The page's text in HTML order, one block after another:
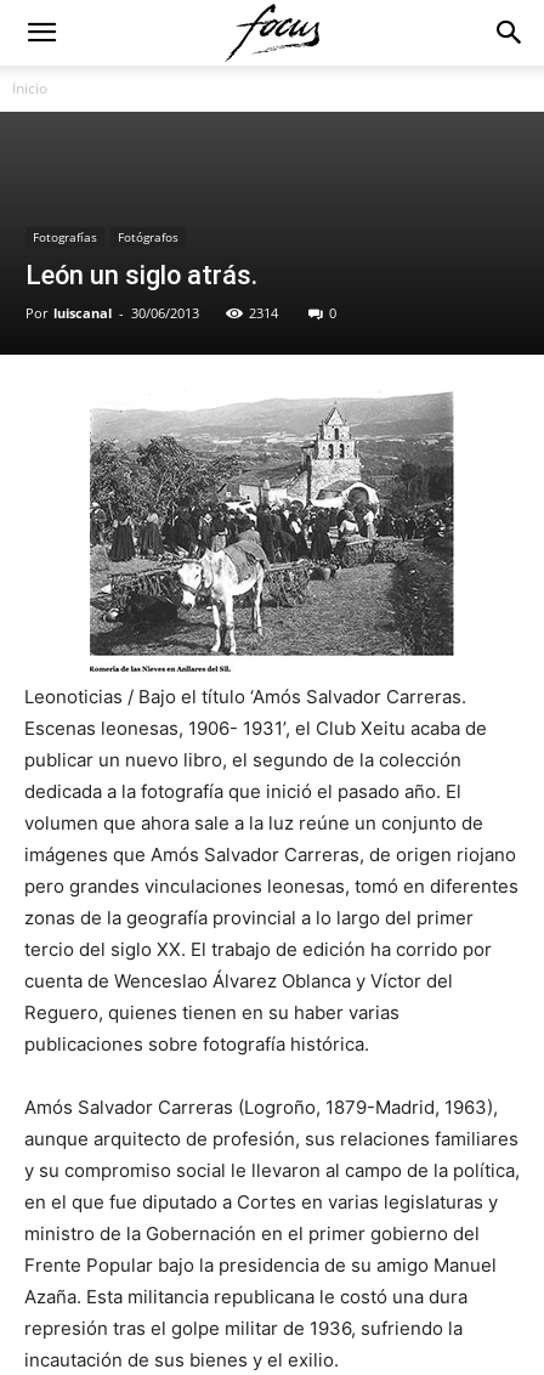
Inicio
Fotografías Fotógrafos
León un siglo atrás.
Por luiscanal - 30/06/2013 2314 0
Leonoticias / Bajo el título ‘Amós Salvador Carreras.
Escenas leonesas, 1906- 1931’, el Club Xeitu acaba de
publicar un nuevo libro, el segundo de la colección
dedicada a la fotografía que inició el pasado año. El
volumen que ahora sale a la luz reúne un conjunto de
imágenes que Amós Salvador Carreras, de origen riojano
pero grandes vinculaciones leonesas, tomó en diferentes
zonas de la geografía provincial a lo largo del primer
tercio del siglo XX. El trabajo de edición ha corrido por
cuenta de Wenceslao Álvarez Oblanca y Víctor del
Reguero, quienes tienen en su haber varias
publicaciones sobre fotografía histórica.
Amós Salvador Carreras (Logroño, 1879-Madrid, 1963),
aunque arquitecto de profesión, sus relaciones familiares
y su compromiso social le llevaron al campo de la política,
en el que fue diputado a Cortes en varias legislaturas y
ministro de la Gobernación en el primer gobierno del
Frente Popular bajo la presidencia de su amigo Manuel
Azaña. Esta militancia republicana le costó una dura
represión tras el golpe militar de 1936, sufriendo la
incautación de sus bienes y el exilio.